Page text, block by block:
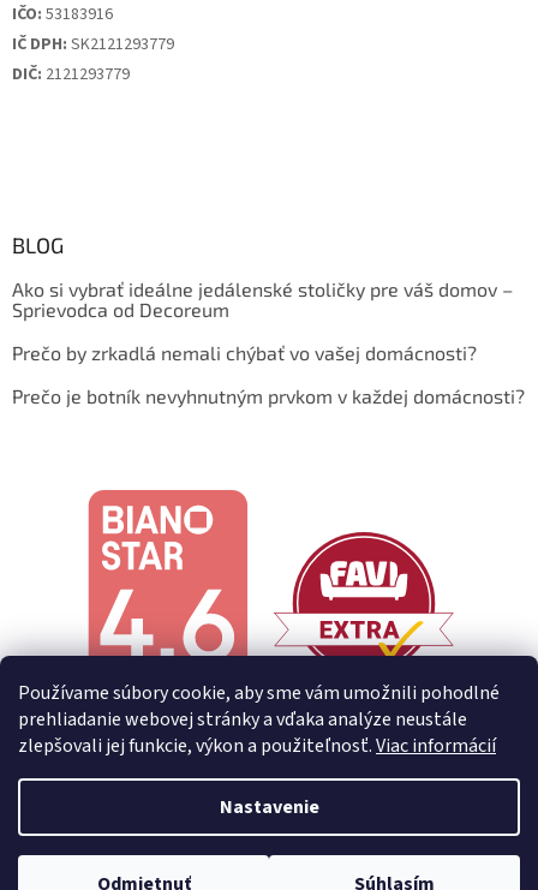
Používame súbory cookie, aby sme vám umožnili pohodlné
prehliadanie webovej stránky a vďaka analýze neustále
zlepšovali jej funkcie, výkon a použiteľnosť.Viac informácií
Nastavenie
Odmietnuť Súhlasím
IČO: 53183916
IČ DPH: SK2121293779
DIČ: 2121293779
BLOG
Ako si vybrať ideálne jedálenské stoličky pre váš domov –
Sprievodca od Decoreum
Prečo by zrkadlá nemali chýbať vo vašej domácnosti?
Prečo je botník nevyhnutným prvkom v každej domácnosti?
Vytvoril Shoptet